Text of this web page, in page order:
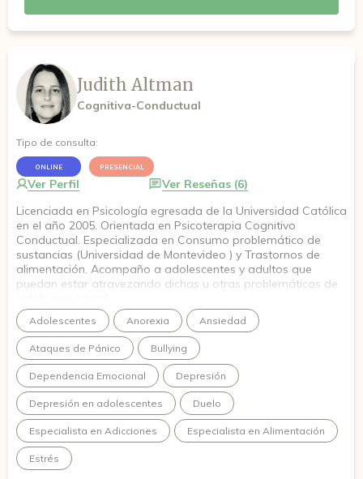
Judith Altman
Cognitiva-Conductual
Tipo de consulta:
ONLINE PRESENCIAL
Ver Perfil
Ver Reseñas (6)
Licenciada en Psicología egresada de la Universidad Católica
en el año 2005. Orientada en Psicoterapia Cognitivo
Conductual. Especializada en Consumo problemático de
sustancias (Universidad de Montevideo ) y Trastornos de
alimentación. Acompaño a adolescentes y adultos que
puedan estar atravezando dichas u otras problemáticas de
Adolescentes Anorexia Ansiedad
Ataques de Pánico Bullying
Dependencia Emocional Depresión
Depresión en adolescentes Duelo
Especialista en Adicciones Especialista en Alimentación
Estrés